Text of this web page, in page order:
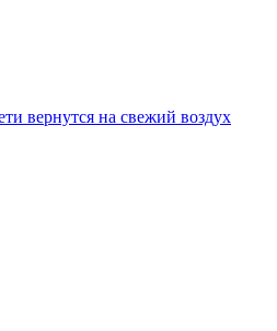
вернутся на свежий воздух